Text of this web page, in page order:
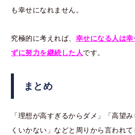
も幸せになれません。
究極的に考えれば、 幸せになる人は
ずに努力を継続した人です。
まとめ
「理想が高すぎるからダメ」「高望
くいかない」などと周りから言われ